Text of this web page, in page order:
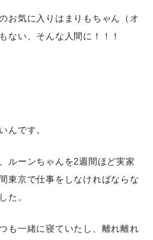
お気に入りはまりもちゃん（オ
ない、そんな人間に！！！
んです。
ルーンちゃんを2週間ほど実家
東京で仕事をしなければならな
た。
も一緒に寝ていたし、離れ離れ